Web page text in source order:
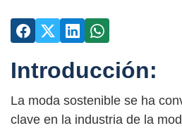
Introducción:
La moda sostenible se ha
clave en la industria de la